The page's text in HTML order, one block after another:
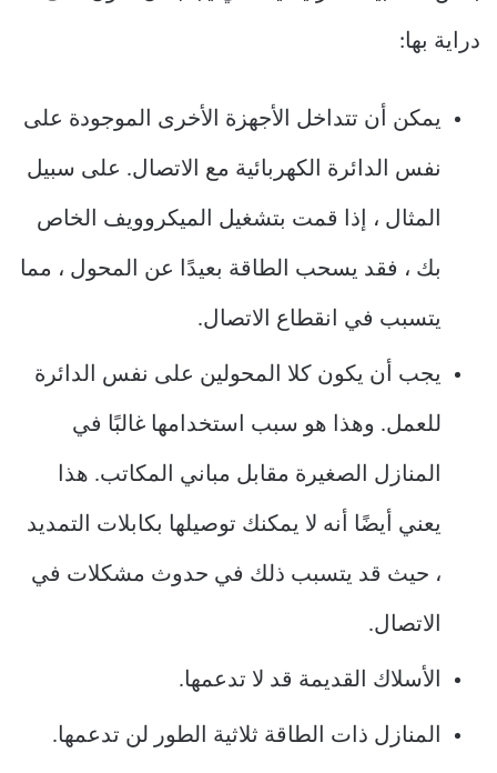
دراية بها:
يمكن أن تتداخل الأجهزة الأخرى الموجودة على
نفس الدائرة الكهربائية مع الاتصال. على سبيل
المثال ، إذا قمت بتشغيل الميكروويف الخاص
بك ، فقد يسحب الطاقة بعيدًا عن المحول ، مما
يتسبب في انقطاع الاتصال.
يجب أن يكون كلا المحولين على نفس الدائرة
للعمل. وهذا هو سبب استخدامها غالبًا في
المنازل الصغيرة مقابل مباني المكاتب. هذا
يعني أيضًا أنه لا يمكنك توصيلها بكابلات التمديد
، حيث قد يتسبب ذلك في حدوث مشكلات في
الاتصال.
الأسلاك القديمة قد لا تدعمها.
المنازل ذات الطاقة ثلاثية الطور لن تدعمها.